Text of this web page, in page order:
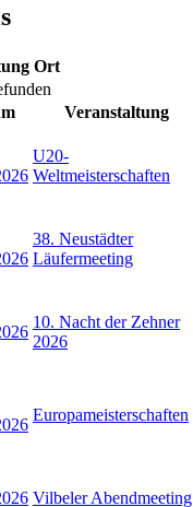
Ort
Veranstaltung
U20-
Weltmeisterschaften
38. Neustädter
Läufermeeting
10. Nacht der Zehner
2026
Europameisterschaften
Vilbeler Abendmeeting